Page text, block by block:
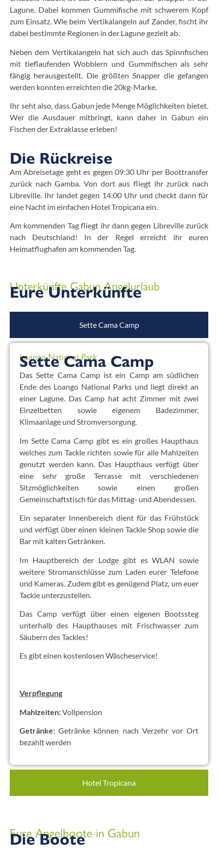
Lagune. Dabei kommen Gummifische mit schwerem Kopf
zum Einsatz. Wie beim Vertikalangeln auf Zander, fischt ihr
dabei bestimmte Regionen in der Lagune gezielt ab.
Neben dem Vertikalangeln hat sich auch das Spinnfischen
mit tieflaufenden Wobblern und Gummifischen als sehr
fängig herausgestellt. Die größten Snapper die gefangen
werden konnten erreichten die 20kg-Marke.
Ihr seht also, dass Gabun jede Menge Möglichkeiten bietet.
Wer die Ausdauer mitbringt, kann daher in Gabun ein
Fischen der Extraklasse erleben!
Die Rückreise
Am Abreisetage geht es gegen 09:30 Uhr per Boottransfer
zurück nach Gamba. Von dort aus fliegt ihr zurück nach
Libreville. Ihr landet gegen 14:00 Uhr und checkt dann für
eine Nacht im einfachen Hotel Tropicana ein.
Am kommenden Tag fliegt ihr dann gegen Libreville zurück
nach Deutschland! In der Regel erreicht ihr euren
Heimatflughafen am kommenden Tag.
Unterkünfte Gabun Angelurlaub
Eure Unterkünfte
Sette Cama Camp
Hotel Tropicana
Loango National Park
Sette Cama Camp
Das Sette Cama Camp ist ein Camp am südlichen
Ende des Loango National Parks und liegt direkt an
einer Lagune. Das Camp hat acht Zimmer mit zwei
Einzelbetten sowie eigenem Badezimmer,
Klimaanlage und Stromversorgung.
Im Sette Cama Camp gibt es ein großes Haupthaus
welches zum Tackle richten sowie für alle Mahlzeiten
genutzt werden kann. Das Haupthaus verfügt über
eine sehr große Terrasse mit verschiedenen
Sitzmöglichkeiten sowie einen großen
Gemeinschaftstisch für das Mittag- und Abendessen.
Ein separater Innenbereich dient für das Frühstück
und verfügt über einen kleinen Tackle Shop sowie die
Bar mit kalten Getränken.
Im Hauptbereich der Lodge gibt es WLAN sowie
weitere Stromanschlüsse zum Laden eurer Telefone
und Kameras. Zudem gibt es genügend Platz, um euer
Tackle unterzustellen.
Das Camp verfügt über einen eigenen Bootssteg
unterhalb des Haupthauses mit Frischwasser zum
Säubern des Tackles!
Es gibt einen kostenlosen Wäscheservice!
Verpflegung
Mahlzeiten:Vollpension
Getränke: Getränke können nach Verzehr vor Ort
bezahlt werden
Eure Angelboote in Gabun
Die Boote